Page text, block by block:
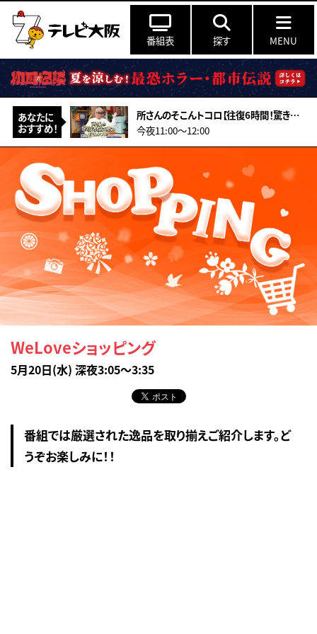
番組表 探す MENU
あなたに
おすすめ！
所さんのそこんトコロ【往復6時間！驚きの遠距離通学！&amp;型破りアーティスト】
今夜11:00〜12:00
WeLoveショッピング
5月20日(水) 深夜3:05～3:35
番組では厳選された逸品を取り揃えご紹介します。ど
うぞお楽しみに！！